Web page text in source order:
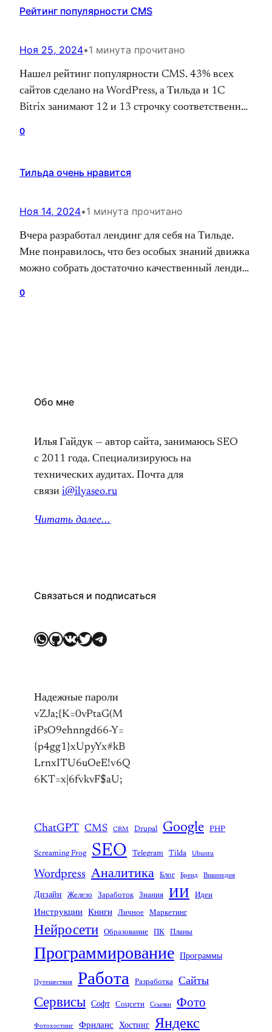
менеджмента, так и на уровне разработки. В
150 тысяч. Битрикс — дорогая разработка…
Рейтинг популярности CMS
Ноя 25, 2024•1 минута прочитано
Нашел рейтинг популярности CMS. 43% всех
сайтов сделано на WordPress, а Тильда и 1C
Bitrix занимают 12 и 13 строчку соответственно.
увлечен программированием и также занимаюсь
0
Тильда очень нравится
Ноя 14, 2024•1 минута прочитано
Вчера разработал лендинг для себя на Тильде.
Мне понравилось, что без особых знаний движка
можно собрать достаточно качественный лендинг
0
Обо мне
Илья Гайдук — автор сайта, занимаюсь SEO
с 2011 года. Специализируюсь на
технических аудитах. Почта для
связи i@ilyaseo.ru
Читать далее...
Связаться и подписаться
WhatsApp GitHub ВКонтакте Twitter Telegram
Надежные пароли
vZJa;{K=0vPtaG(M
iPsO9ehnngd66-Y=
{p4gg1}xUpyYx#kB
LrnxITU6uOeE!v6Q
6KT=x|6fvkvF$aU;
ChatGPT CMS CRM Drupal Google PHP
Screaming Frog SEO Telegram Tilda Ubuntu
Wordpress Аналитика Блог Бренд Википедия
Дизайн Железо Заработок Знания ИИ Идеи
Инструкции Книги Личное Маркетинг
Нейросети Образование ПК Планы
Программирование Программы
Путешествия Работа Разработка Сайты
Сервисы Софт Соцсети Ссылки Фото
Фотохостинг Фриланс Хостинг Яндекс